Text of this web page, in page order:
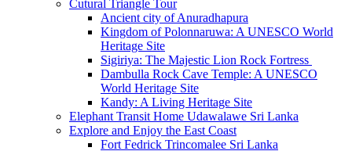
Cutural Triangle Tour
Ancient city of Anuradhapura
Kingdom of Polonnaruwa: A UNESCO World
Heritage Site
Sigiriya: The Majestic Lion Rock Fortress
Dambulla Rock Cave Temple: A UNESCO
World Heritage Site
Kandy: A Living Heritage Site
Elephant Transit Home Udawalawe Sri Lanka
Explore and Enjoy the East Coast
Fort Fedrick Trincomalee Sri Lanka